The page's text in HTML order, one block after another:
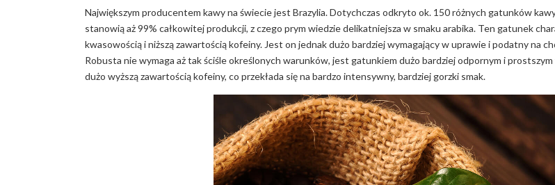
Największym producentem kawy na świecie jest Brazylia. Dotychczas odkryto ok. 150 różnych gatunków
stanowią aż 99% całkowitej produkcji, z czego prym wiedzie delikatniejsza w smaku arabika. Ten gatunek
kwasowością i niższą zawartością kofeiny. Jest on jednak dużo bardziej wymagający w uprawie i podatny na
Robusta nie wymaga aż tak ściśle określonych warunków, jest gatunkiem dużo bardziej odpornym i
dużo wyższą zawartością kofeiny, co przekłada się na bardzo intensywny, bardziej gorzki smak.